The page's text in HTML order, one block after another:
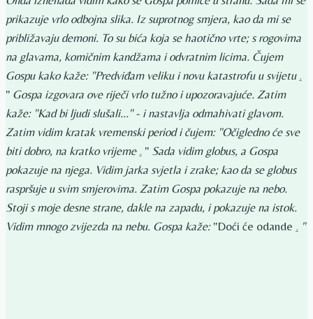
prikazuje vrlo odbojna slika. Iz suprotnog smjera, kao da mi se
približavaju demoni. To su bića koja se haotično vrte; s rogovima
na glavama, komičnim kandžama i odvratnim licima. Čujem
Gospu kako kaže: "Predviđam veliku i novu katastrofu u svijetu .
" Gospa izgovara ove riječi vrlo tužno i upozoravajuće. Zatim
kaže: "Kad bi ljudi slušali..." - i nastavlja odmahivati ​​glavom.
Zatim vidim kratak vremenski period i čujem: "Očigledno će sve
biti dobro, na kratko vrijeme . " Sada vidim globus, a Gospa
pokazuje na njega. Vidim jarka svjetla i zrake; kao da se globus
raspršuje u svim smjerovima. Zatim Gospa pokazuje na nebo.
Stoji s moje desne strane, dakle na zapadu, i pokazuje na istok.
Vidim mnogo zvijezda na nebu. Gospa kaže:"Doći će odande . "